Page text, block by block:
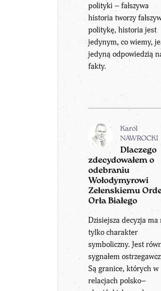
polityki – fałszywa
historia tworzy
politykę, historia jest
jedynym, co wiemy,
jedyną odpowiedzią
fakty.
Karol
NAWROCKI
Dlaczego
zdecydowałem o
odebraniu
Wołodymyrowi
Zełenskiemu
Orła Białego
Dzisiejsza decyzja ma
tylko charakter
symboliczny. Jest
sygnałem
Są granice, których w
relacjach polsko–